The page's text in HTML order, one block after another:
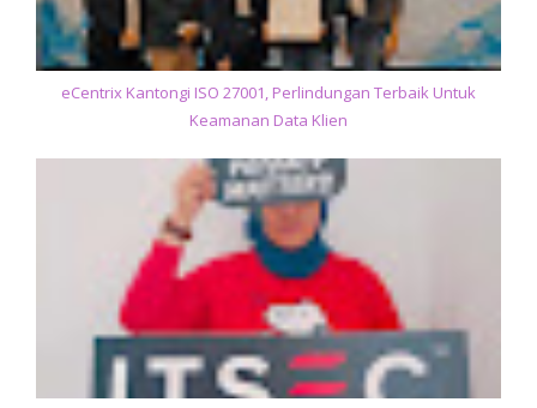
eCentrix Kantongi ISO 27001, Perlindungan Terbaik Untuk
Keamanan Data Klien